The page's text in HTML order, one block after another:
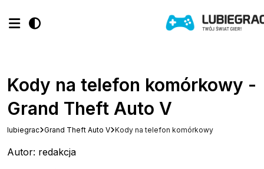
Kody na telefon komórkowy -
Grand Theft Auto V
lubiegrac Grand Theft Auto V Kody na telefon komórkowy
Autor: redakcja